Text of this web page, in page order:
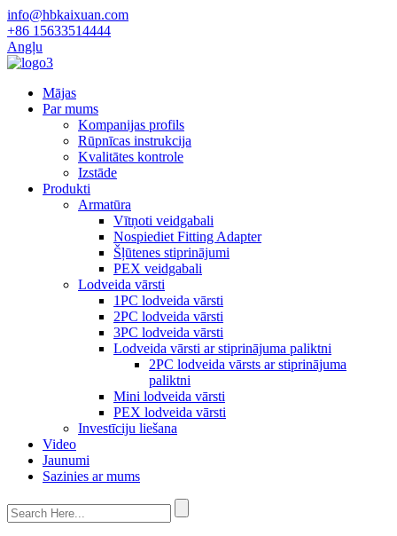
info@hbkaixuan.com
+86 15633514444
Angļu
Mājas
Par mums
Kompanijas profils
Rūpnīcas instrukcija
Kvalitātes kontrole
Izstāde
Produkti
Armatūra
Vītņoti veidgabali
Nospiediet Fitting Adapter
Šļūtenes stiprinājumi
PEX veidgabali
Lodveida vārsti
1PC lodveida vārsti
2PC lodveida vārsti
3PC lodveida vārsti
Lodveida vārsti ar stiprinājuma paliktni
2PC lodveida vārsts ar stiprinājuma
paliktni
Mini lodveida vārsti
PEX lodveida vārsti
Investīciju liešana
Video
Jaunumi
Sazinies ar mums